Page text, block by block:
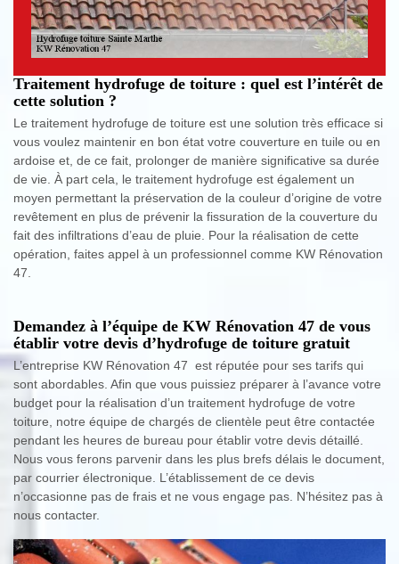
Traitement hydrofuge de toiture : quel est l’intérêt de
cette solution ?
Le traitement hydrofuge de toiture est une solution très efficace si
vous voulez maintenir en bon état votre couverture en tuile ou en
ardoise et, de ce fait, prolonger de manière significative sa durée
de vie. À part cela, le traitement hydrofuge est également un
moyen permettant la préservation de la couleur d’origine de votre
revêtement en plus de prévenir la fissuration de la couverture du
fait des infiltrations d’eau de pluie. Pour la réalisation de cette
opération, faites appel à un professionnel comme KW Rénovation
47.
Demandez à l’équipe de KW Rénovation 47 de vous
établir votre devis d’hydrofuge de toiture gratuit
L’entreprise KW Rénovation 47 est réputée pour ses tarifs qui
sont abordables. Afin que vous puissiez préparer à l’avance votre
budget pour la réalisation d’un traitement hydrofuge de votre
toiture, notre équipe de chargés de clientèle peut être contactée
pendant les heures de bureau pour établir votre devis détaillé.
Nous vous ferons parvenir dans les plus brefs délais le document,
par courrier électronique. L’établissement de ce devis
n’occasionne pas de frais et ne vous engage pas. N’hésitez pas à
nous contacter.